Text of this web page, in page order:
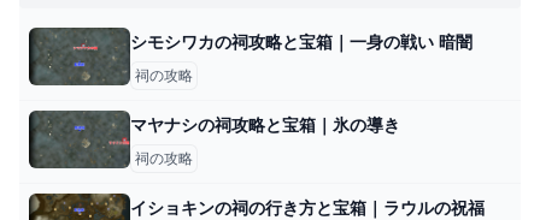
シモシワカの祠攻略と宝箱｜一身の戦い 暗闇
祠の攻略
マヤナシの祠攻略と宝箱｜氷の導き
祠の攻略
イショキンの祠の行き方と宝箱｜ラウルの祝福